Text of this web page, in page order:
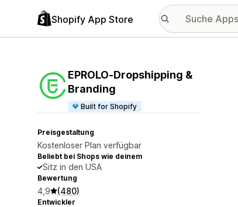
Shopify App Store
EPROLO‑Dropshipping &
Branding
Built for Shopify
Preisgestaltung
Kostenloser Plan verfügbar
Beliebt bei Shops wie deinem
Sitz in den USA
Bewertung
4,9 (480)
Entwickler